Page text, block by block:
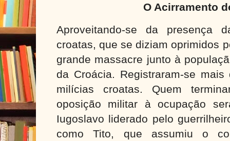
O Acirramento
Aproveitando-se da presença
croatas, que se diziam oprimidos
grande massacre junto à
da Croácia. Registraram-se
milícias croatas. Quem
oposição militar à ocupação
Iugoslavo liderado pelo
como Tito, que assumiu o